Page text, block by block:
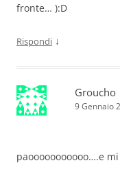
fronte… ):D
Rispondi ↓
Groucho
9 Gennaio
paooooooooooo….e